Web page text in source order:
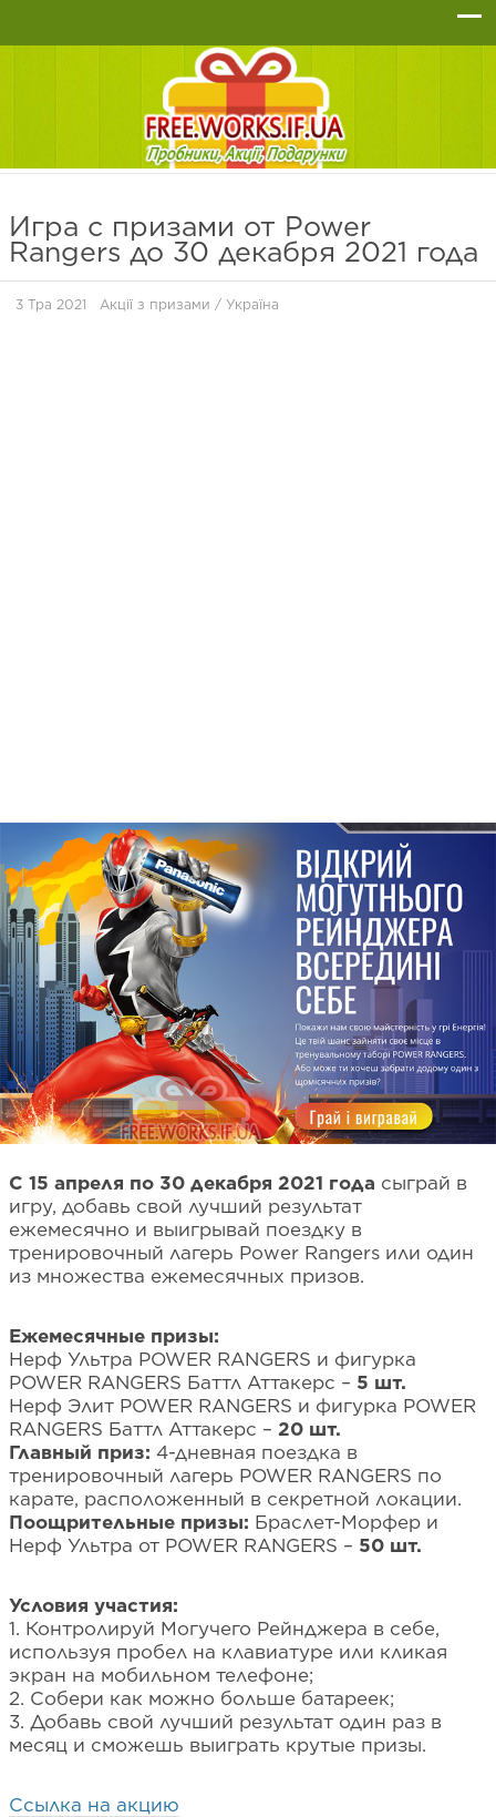
Игра с призами от Power
Rangers до 30 декабря 2021 года
3 Тра 2021 Акції з призами / Україна
С 15 апреля по 30 декабря 2021 года сыграй в
игру, добавь свой лучший результат
ежемесячно и выигрывай поездку в
тренировочный лагерь Power Rangers или один
из множества ежемесячных призов.
Ежемесячные призы:
Нерф Ультра POWER RANGERS и фигурка
POWER RANGERS Баттл Аттакерс – 5 шт.
Нерф Элит POWER RANGERS и фигурка POWER
RANGERS Баттл Аттакерс – 20 шт.
Главный приз: 4-дневная поездка в
тренировочный лагерь POWER RANGERS по
карате, расположенный в секретной локации.
Поощрительные призы: Браслет-Морфер и
Нерф Ультра от POWER RANGERS – 50 шт.
Условия участия:
1. Контролируй Могучего Рейнджера в себе,
используя пробел на клавиатуре или кликая
экран на мобильном телефоне;
2. Собери как можно больше батареек;
3. Добавь свой лучший результат один раз в
месяц и сможешь выиграть крутые призы.
Ссылка на акцию